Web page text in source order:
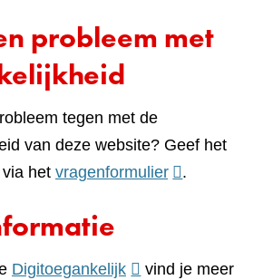
probleem met
tegen met de
van deze website? Geef het
het vragenformulier(verwijst
.
Digitoegankelijk(verwijst
vind je meer